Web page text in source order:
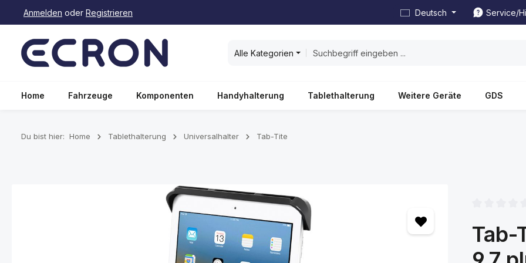
Zur Hauptnavigation springen
Anmelden oder Registrieren Deutsch Service/
Alle Kategorien
Home Fahrzeuge Komponenten Handyhalterung Tablethalterung Weitere Geräte GDS
Du bist hier: Home Tablethalterung Universalhalter Tab-Tite
Tab-